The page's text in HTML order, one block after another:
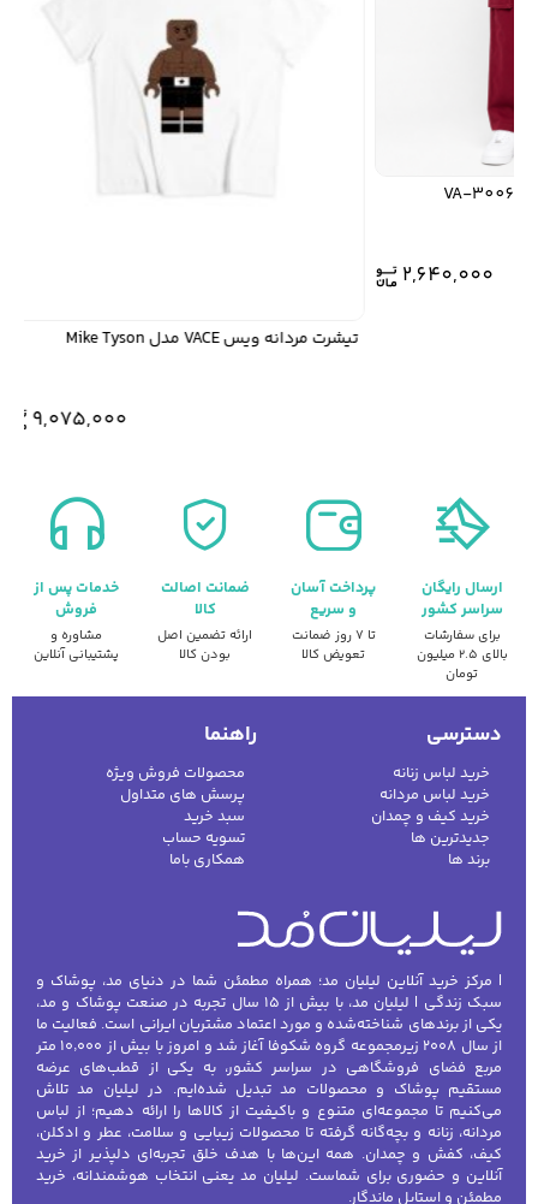
2,640,000
تیشرت مردانه ویس VACE مدل Mike Tyson
9,075,000
ارسال رایگان
سراسر کشور
برای سفارشات
بالای ۲.۵ میلیون
تومان
پرداخت آسان
و سریع
تا ۷ روز ضمانت
تعویض کالا
ضمانت اصالت
کالا
ارائه تضمین اصل
بودن کالا
خدمات پس از
فروش
مشاوره و
پشتیبانی آنلاین
دسترسی
خرید لباس زنانه
خرید لباس مردانه
خرید کیف و چمدان
جدیدترین ها
برند ها
راهنما
محصولات فروش ویژه
پرسش های متداول
سبد خرید
تسویه حساب
همکاری باما
| مرکز خرید آنلاین لیلیان مد؛ همراه مطمئن شما در دنیای مد، پوشاک و
سبک زندگی | لیلیان مد، با بیش از ۱۵ سال تجربه در صنعت پوشاک و مد،
یکی از برندهای شناخته‌شده و مورد اعتماد مشتریان ایرانی است. فعالیت ما
از سال ۲۰۰۸ زیرمجموعه گروه شکوفا آغاز شد و امروز با بیش از ۱۰٬۰۰۰ متر
مربع فضای فروشگاهی در سراسر کشور، به یکی از قطب‌های عرضه
مستقیم پوشاک و محصولات مد تبدیل شده‌ایم. در لیلیان مد تلاش
می‌کنیم تا مجموعه‌ای متنوع و باکیفیت از کالاها را ارائه دهیم؛ از لباس
مردانه، زنانه و بچه‌گانه گرفته تا محصولات زیبایی و سلامت، عطر و ادکلن،
کیف، کفش و چمدان. همه این‌ها با هدف خلق تجربه‌ای دلپذیر از خرید
آنلاین و حضوری برای شماست. لیلیان مد یعنی انتخاب هوشمندانه، خرید
مطمئن و استایل ماندگار.